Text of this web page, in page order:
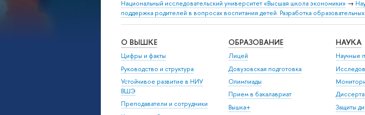
Национальный исследовательский университет «Высшая школа экономики» →
поддержка родителей в вопросах воспитания детей. Разработка
О ВЫШКЕ
Цифры и факты
Руководство и структура
Устойчивое развитие в НИУ
ВШЭ
Преподаватели и сотрудники
ОБРАЗОВАНИЕ
Лицей
Довузовская подготовка
Олимпиады
Прием в бакалавриат
Вышка+
НАУКА
Научные
Защиты